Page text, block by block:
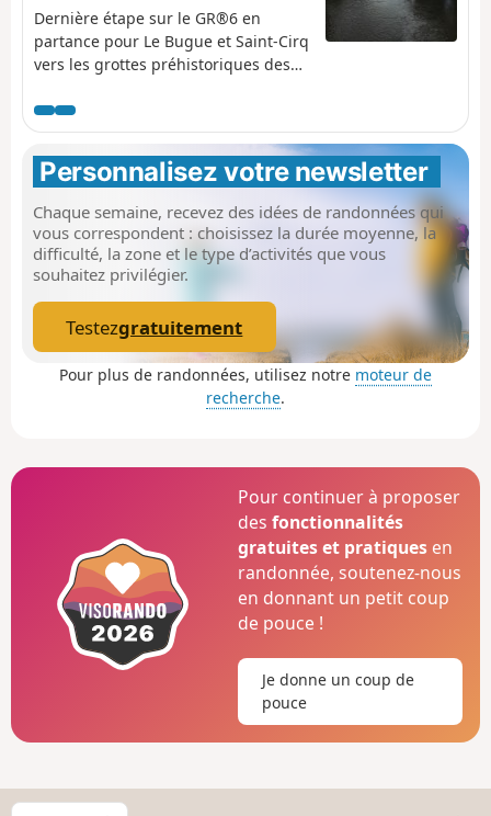
Dernière étape sur le GR®6 en
partance pour Le Bugue et Saint-Cirq
vers les grottes préhistoriques des
magnifiques points de vue et de
forêts verdoyantes.
Personnalisez votre newsletter
Chaque semaine, recevez des idées de randonnées qui
vous correspondent : choisissez la durée moyenne, la
difficulté, la zone et le type d’activités que vous
souhaitez privilégier.
Testezgratuitement
Pour plus de randonnées, utilisez notre moteur de
recherche.
Pour continuer à proposer
desfonctionnalités
gratuites et pratiques en
randonnée, soutenez-nous
en donnant un petit coup
de pouce !
Je donne un coup de
pouce